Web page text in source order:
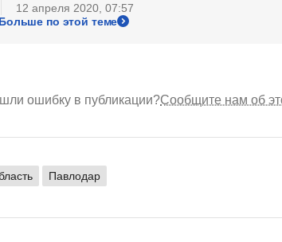
12 апреля 2020, 07:57
Больше по этой теме
ошибку в публикации?Сообщите нам об
Павлодар